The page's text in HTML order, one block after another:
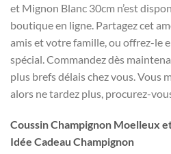
et Mignon Blanc 30cm n’est
boutique en ligne. Partagez cet
amis et votre famille, ou offrez-le
spécial. Commandez dès
plus brefs délais chez vous. Vous
alors ne tardez plus, procurez-
Coussin Champignon Moelleux
Idée Cadeau Champignon